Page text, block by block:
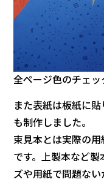
全ページ色のチェッ
また表紙は板紙に
も制作しました。
束見本とは実際の
です。上製本など
ズや用紙で問題な